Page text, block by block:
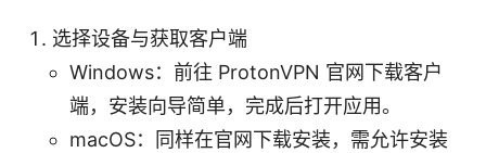
选择设备与获取客户端
Windows：前往 ProtonVPN 官网下载客户
端，安装向导简单，完成后打开应用。
macOS：同样在官网下载安装，需允许安装